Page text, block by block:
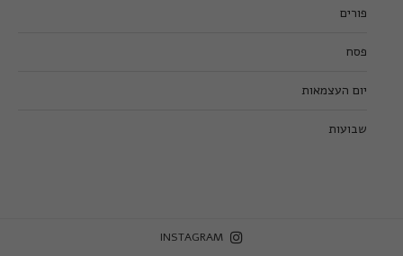
פורים
פסח
יום העצמאות
שבועות
INSTAGRAM